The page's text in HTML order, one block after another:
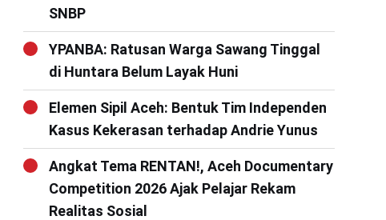
SNBP
YPANBA: Ratusan Warga Sawang Tinggal
di Huntara Belum Layak Huni
Elemen Sipil Aceh: Bentuk Tim Independen
Kasus Kekerasan terhadap Andrie Yunus
Angkat Tema RENTAN!, Aceh Documentary
Competition 2026 Ajak Pelajar Rekam
Realitas Sosial